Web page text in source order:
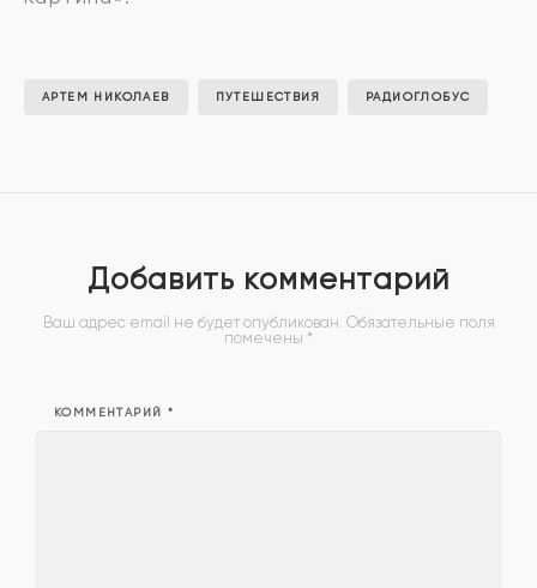
АРТЕМ НИКОЛАЕВ ПУТЕШЕСТВИЯ РАДИОГЛОБУС
Добавить комментарий
Ваш адрес email не будет опубликован. Обязательные поля
помечены *
КОММЕНТАРИЙ *